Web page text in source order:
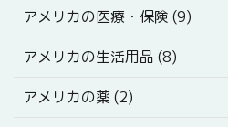
アメリカの医療・保険 (9)
アメリカの生活用品 (8)
アメリカの薬 (2)